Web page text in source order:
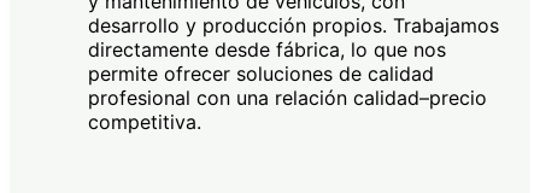
desarrollo y producción propios. Trabajamos
directamente desde fábrica, lo que nos
permite ofrecer soluciones de calidad
profesional con una relación calidad–precio
competitiva.